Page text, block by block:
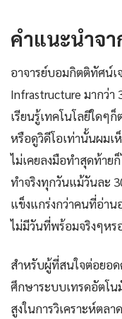
คำแนะนำจ
อาจารย์บอมกิตติทัศน์
Infrastructure มากว่
เรียนรู้เทคโนโลยีใดๆ
หรือดูวิดีโอเท่านั้นผม
ไม่เคยลงมือทำสุดท้าย
ทำจริงทุกวันแม้วันละ
แข็งแกร่งกว่าคนที่อ่าน
ไม่มีวันที่พร้อมจริงๆหร
สำหรับผู้ที่สนใจต่อยอด
ศึกษาระบบเทรดอัตโน
สูงในการวิเคราะห์ตลา